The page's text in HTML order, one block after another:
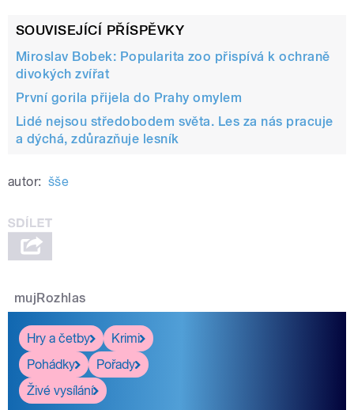
SOUVISEJÍCÍ PŘÍSPĚVKY
Miroslav Bobek: Popularita zoo přispívá k ochraně
divokých zvířat
První gorila přijela do Prahy omylem
Lidé nejsou středobodem světa. Les za nás pracuje
a dýchá, zdůrazňuje lesník
autor: šše
mujRozhlas
Hry a četby
Krimi
Pohádky
Pořady
Živé vysílání